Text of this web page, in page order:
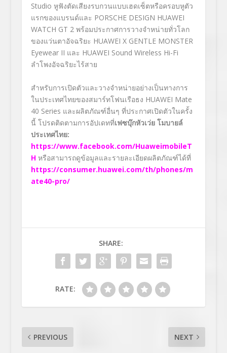
Studio หูฟังตัดเสียงรบกวนแบบเฮดเซ็ตหรือครอบหูตัว
แรกของแบรนด์และ PORSCHE DESIGN HUAWEI
WATCH GT 2 พร้อมประกาศการวางจำหน่ายทั่วโลก
ของแว่นตาอัจฉริยะ HUAWEI X GENTLE MONSTER
Eyewear II และ HUAWEI Sound Wireless Hi-Fi
ลำโพงอัจฉริยะไร้สาย
สำหรับการเปิดตัวและวางจำหน่ายอย่างเป็นทางการ
ในประเทศไทยของสมาร์ทโฟนเรือธง HUAWEI Mate
40 Series และผลิตภัณฑ์อื่นๆ ที่ประกาศเปิดตัวในครั้ง
นี้ โปรดติดตามการอัปเดทที่เฟซบุ๊กหัวเว่ย โมบายล์
ประเทศไทย:
https://www.facebook.com/HuaweimobileT
H หรือสามารถดูข้อมูลและรายละเอียดผลิตภัณฑ์ได้ที่
https://consumer.huawei.com/th/phones/m
ate40-pro/
SHARE:
RATE:
PREVIOUS NEXT